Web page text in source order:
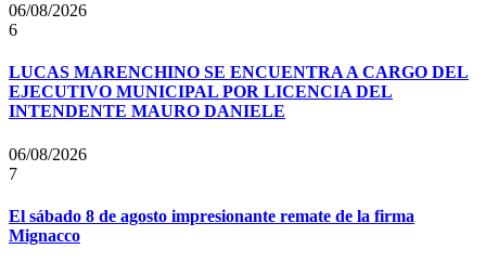
06/08/2026
6
LUCAS MARENCHINO SE ENCUENTRA A CARGO DEL
EJECUTIVO MUNICIPAL POR LICENCIA DEL
INTENDENTE MAURO DANIELE
06/08/2026
7
El sábado 8 de agosto impresionante remate de la firma
Mignacco